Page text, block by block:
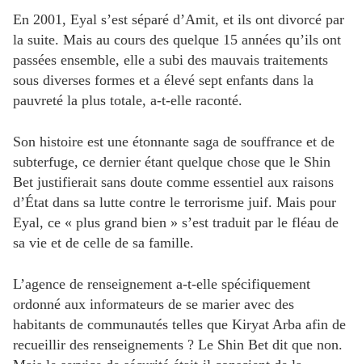
En 2001, Eyal s’est séparé d’Amit, et ils ont divorcé par
la suite. Mais au cours des quelque 15 années qu’ils ont
passées ensemble, elle a subi des mauvais traitements
sous diverses formes et a élevé sept enfants dans la
pauvreté la plus totale, a-t-elle raconté.
Son histoire est une étonnante saga de souffrance et de
subterfuge, ce dernier étant quelque chose que le Shin
Bet justifierait sans doute comme essentiel aux raisons
d’État dans sa lutte contre le terrorisme juif. Mais pour
Eyal, ce « plus grand bien » s’est traduit par le fléau de
sa vie et de celle de sa famille.
L’agence de renseignement a-t-elle spécifiquement
ordonné aux informateurs de se marier avec des
habitants de communautés telles que Kiryat Arba afin de
recueillir des renseignements ? Le Shin Bet dit que non.